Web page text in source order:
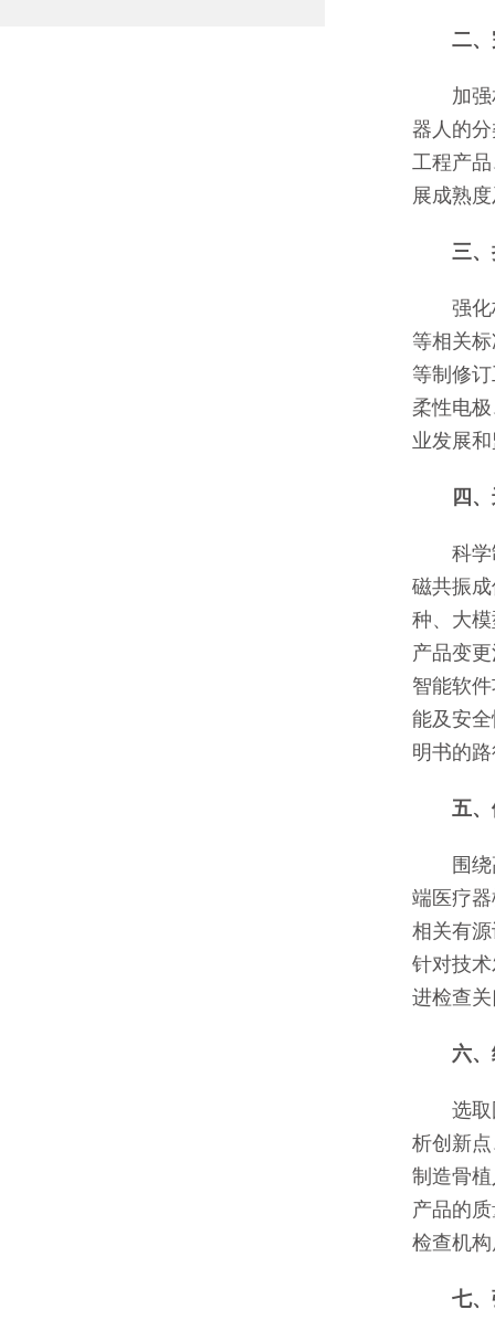
二、
加强相
器人的
工程产
展成熟
三、
强化标
等相关
等制修
柔性电
业发展
四、进
科学制
磁共振
种、大
产品变
智能软
能及安
明书的
五、健
围绕高
端医疗
相关有
针对技
进检查
六、
选取国
析创新
制造骨
产品的
检查机
七、